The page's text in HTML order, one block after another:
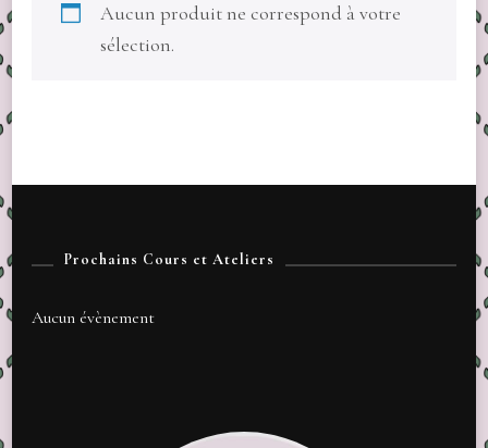
Aucun produit ne correspond à votre
sélection.
Prochains Cours et Ateliers
Aucun évènement